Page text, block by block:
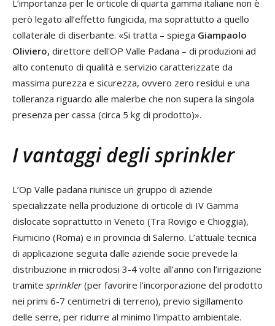
L’importanza per le orticole di quarta gamma italiane non è
però legato all’effetto fungicida, ma soprattutto a quello
collaterale di diserbante. «Si tratta – spiega Giampaolo
Oliviero, direttore dell'OP Valle Padana – di produzioni ad
alto contenuto di qualità e servizio caratterizzate da
massima purezza e sicurezza, ovvero zero residui e una
tolleranza riguardo alle malerbe che non supera la singola
presenza per cassa (circa 5 kg di prodotto)».
I vantaggi degli sprinkler
L’Op Valle padana riunisce un gruppo di aziende
specializzate nella produzione di orticole di IV Gamma
dislocate soprattutto in Veneto (Tra Rovigo e Chioggia),
Fiumicino (Roma) e in provincia di Salerno. L’attuale tecnica
di applicazione seguita dalle aziende socie prevede la
distribuzione in microdosi 3-4 volte all’anno con l’irrigazione
tramite sprinkler(per favorire l’incorporazione del prodotto
nei primi 6-7 centimetri di terreno), previo sigillamento
delle serre, per ridurre al minimo l'impatto ambientale.